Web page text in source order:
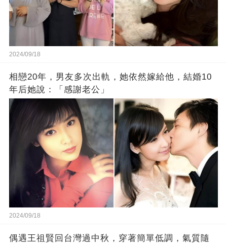
2024/09/18
相戀20年，男友多次出軌，她依然嫁給他，結婚10
年后她說：「感謝老公」
2024/09/18
偶遇王祖賢回台灣過中秋，穿著簡單低調，氣質隨